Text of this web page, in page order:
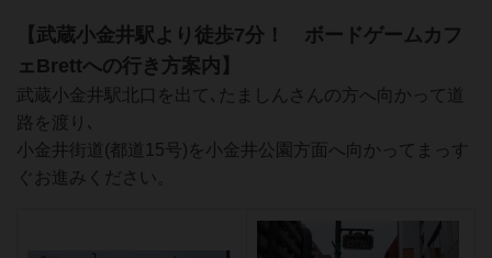
【武蔵小金井駅より徒歩7分！ ボードゲームカフ
ェBrettへの行き方案内】
武蔵小金井駅北口を出て､たましんさんの方へ向かって道
路を渡り､
小金井街道(都道15号)を小金井公園方面へ向かってまっす
ぐお進みください。